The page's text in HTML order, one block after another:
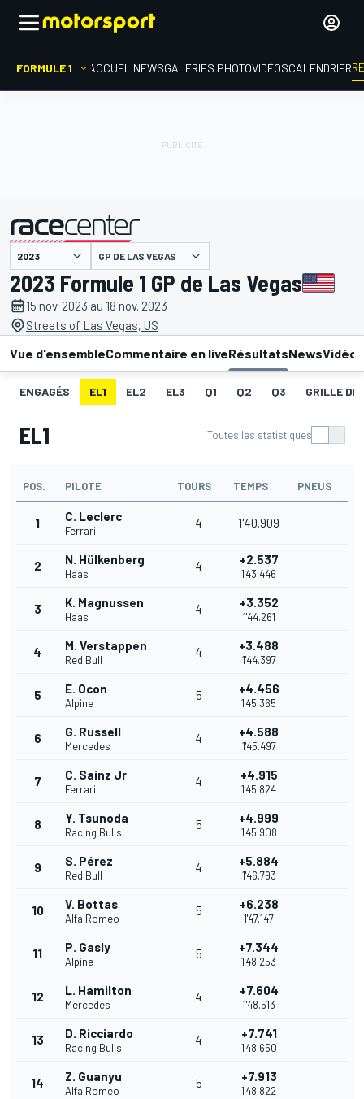
FORMULE 1 ACCUEIL NEWSGALERIES PHOTOVIDÉOSCALENDRIER
présenté par GP DE LAS VEGAS
2023 Formule 1 GP de Las Vegas
15 nov. 2023 au 18 nov. 2023
Streets of Las Vegas, US
Vue d'ensembleCommentaire en liveRésultatsNewsVidéos
ENGAGÉS EL1 EL2 EL3 Q1 Q2 Q3 GRILLE DE
EL1 Toutes les statistiques
POS. PILOTE TOURS TEMPS PNEUS
1 C. Leclerc
Ferrari
4 1'40.909
2 N. Hülkenberg
Haas
4 +2.537
1'43.446
3 K. Magnussen
Haas
4 +3.352
1'44.261
4 M. Verstappen
Red Bull
4 +3.488
1'44.397
5 E. Ocon
Alpine
5 +4.456
1'45.365
6 G. Russell
Mercedes
4 +4.588
1'45.497
7 C. Sainz Jr
Ferrari
4 +4.915
1'45.824
8 Y. Tsunoda
Racing Bulls
5 +4.999
1'45.908
9 S. Pérez
Red Bull
4 +5.884
1'46.793
10 V. Bottas
Alfa Romeo
5 +6.238
1'47.147
11 P. Gasly
Alpine
5 +7.344
1'48.253
12 L. Hamilton
Mercedes
4 +7.604
1'48.513
13 D. Ricciardo
Racing Bulls
4 +7.741
1'48.650
14 Z. Guanyu
Alfa Romeo
5 +7.913
1'48.822